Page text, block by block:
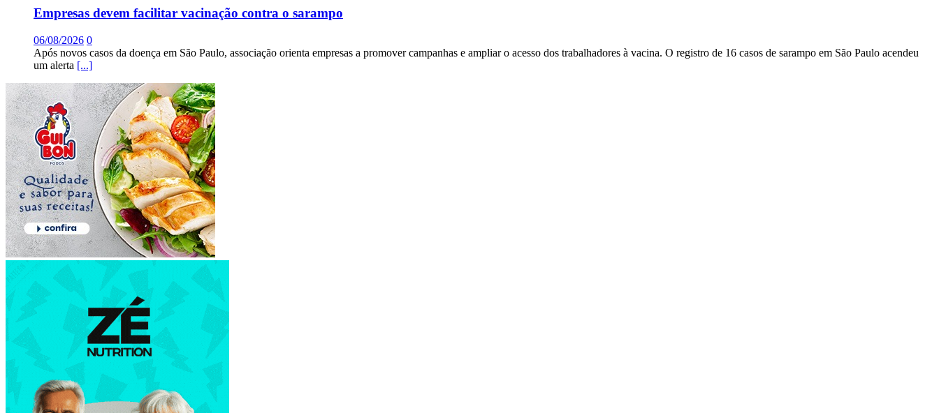
Empresas devem facilitar vacinação contra o sarampo
06/08/2026 0
Após novos casos da doença em São Paulo, associação orienta empresas a promover campanhas e ampliar o acesso dos trabalhadores à vacina. O registro de 16 casos de sarampo em São Paulo acendeu
um alerta [...]